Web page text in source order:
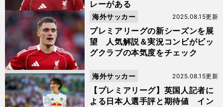
レーがある
プレミアリーグの新シーズンを展
望 人気解説＆実況コンビがビッ
グクラブの本気度をチェック
2025.08.15更新
海外サッカー
【プレミアリーグ】英国人記者に
よる日本人選手評と期待値 イン
2025.08.15更新
海外サッカー